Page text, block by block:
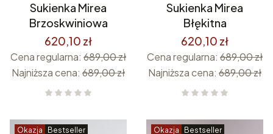
Sukienka Mirea
Brzoskwiniowa
620,10 zł
Cena regularna: 689,00 zł
Najniższa cena: 689,00 zł
Sukienka Mirea
Błękitna
620,10 zł
Cena regularna: 689,00 zł
Najniższa cena: 689,00 zł
Okazja Bestseller Okazja Bestseller